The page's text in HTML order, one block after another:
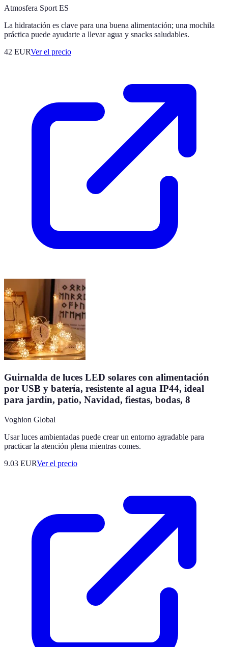
Atmosfera Sport ES
La hidratación es clave para una buena alimentación; una mochila
práctica puede ayudarte a llevar agua y snacks saludables.
42 EURVer el precio
Guirnalda de luces LED solares con alimentación
por USB y batería, resistente al agua IP44, ideal
para jardín, patio, Navidad, fiestas, bodas, 8
Voghion Global
Usar luces ambientadas puede crear un entorno agradable para
practicar la atención plena mientras comes.
9.03 EURVer el precio